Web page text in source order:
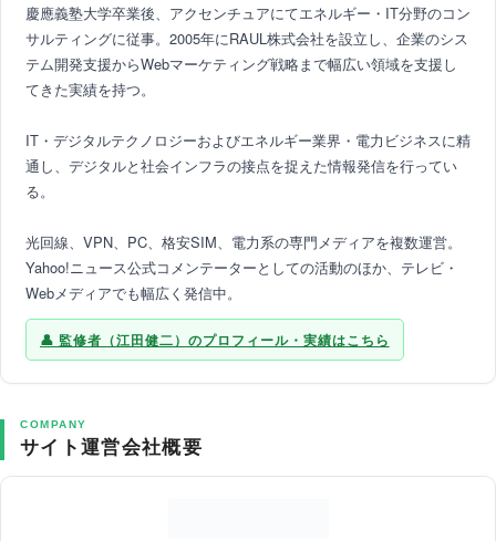
慶應義塾大学卒業後、アクセンチュアにてエネルギー・IT分野のコン
サルティングに従事。2005年にRAUL株式会社を設立し、企業のシス
テム開発支援からWebマーケティング戦略まで幅広い領域を支援し
てきた実績を持つ。
IT・デジタルテクノロジーおよびエネルギー業界・電力ビジネスに精
通し、デジタルと社会インフラの接点を捉えた情報発信を行ってい
る。
光回線、VPN、PC、格安SIM、電力系の専門メディアを複数運営。
Yahoo!ニュース公式コメンテーターとしての活動のほか、テレビ・
Webメディアでも幅広く発信中。
監修者（江田健二）のプロフィール・実績はこちら
COMPANY
サイト運営会社概要